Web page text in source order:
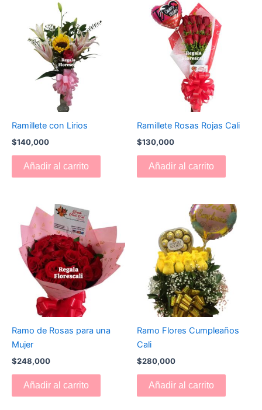
Ramillete con Lirios
$140,000
Añadir al carrito
Ramillete Rosas Rojas Cali
$130,000
Añadir al carrito
Ramo de Rosas para una
Mujer
$248,000
Añadir al carrito
Ramo Flores Cumpleaños
Cali
$280,000
Añadir al carrito